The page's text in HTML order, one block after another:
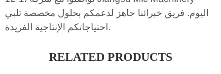
اليوم. فريق خبرائنا جاهز لدعمكم بحلول مخصصة تلبي
احتياجاتكم الإنتاجية الفريدة.
RELATED PRODUCTS